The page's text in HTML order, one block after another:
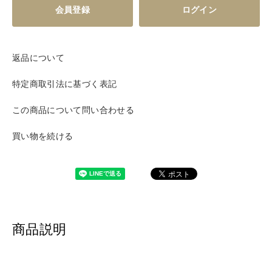
会員登録 ログイン
返品について
特定商取引法に基づく表記
この商品について問い合わせる
買い物を続ける
商品説明